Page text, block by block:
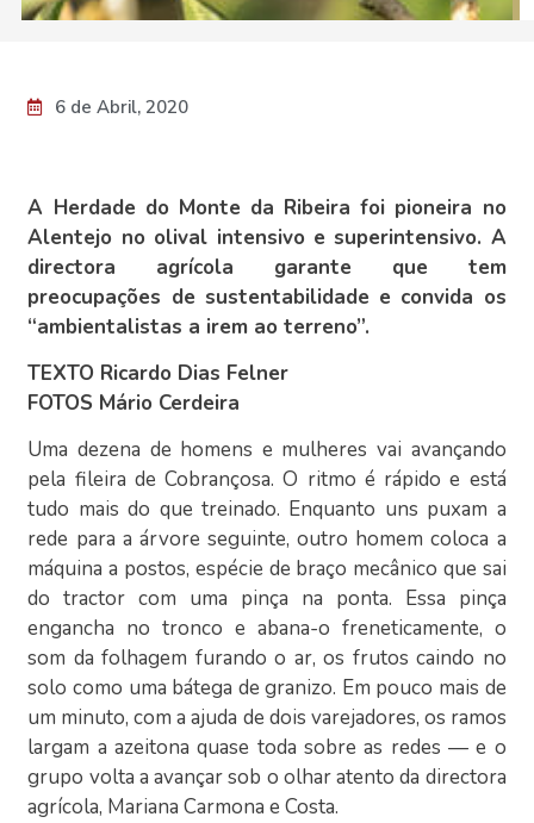
6 de Abril, 2020
A Herdade do Monte da Ribeira foi pioneira no
Alentejo no olival intensivo e superintensivo. A
directora agrícola garante que tem
preocupações de sustentabilidade e convida os
“ambientalistas a irem ao terreno”.
TEXTO Ricardo Dias Felner
FOTOS Mário Cerdeira
Uma dezena de homens e mulheres vai avançando
pela fileira de Cobrançosa. O ritmo é rápido e está
tudo mais do que treinado. Enquanto uns puxam a
rede para a árvore seguinte, outro homem coloca a
máquina a postos, espécie de braço mecânico que sai
do tractor com uma pinça na ponta. Essa pinça
engancha no tronco e abana-o freneticamente, o
som da folhagem furando o ar, os frutos caindo no
solo como uma bátega de granizo. Em pouco mais de
um minuto, com a ajuda de dois varejadores, os ramos
largam a azeitona quase toda sobre as redes — e o
grupo volta a avançar sob o olhar atento da directora
agrícola, Mariana Carmona e Costa.